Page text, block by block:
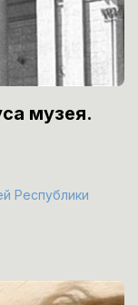
музея.
Республики